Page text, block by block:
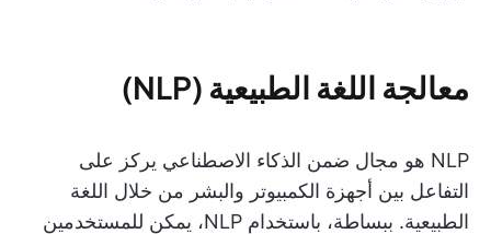
معالجة اللغة الطبيعية (NLP)
NLP هو مجال ضمن الذكاء الاصطناعي يركز على
التفاعل بين أجهزة الكمبيوتر والبشر من خلال اللغة
الطبيعية. ببساطة، باستخدام NLP، يمكن للمستخدمين